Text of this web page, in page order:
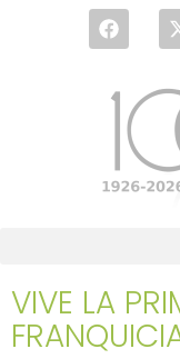
VIVE LA